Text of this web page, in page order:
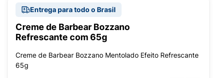
Entrega para todo o Brasil
Creme de Barbear Bozzano
Refrescante com 65g
Creme de Barbear Bozzano Mentolado Efeito Refrescante
65g